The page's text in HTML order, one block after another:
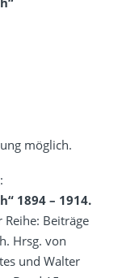
möglich.
1894 – 1914.
Beiträge
Hrsg. von
und Walter